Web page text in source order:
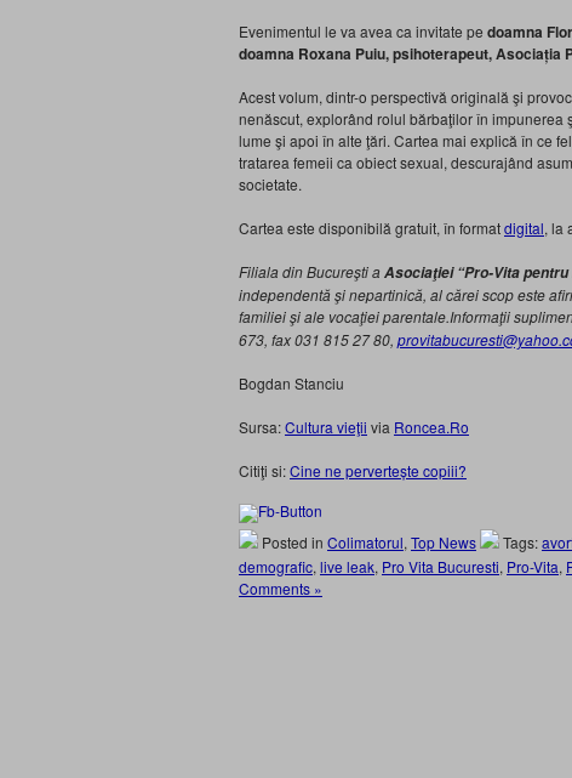
Evenimentul le va avea ca invitate pe doamna
doamna Roxana Puiu, psihoterapeut, Asociația
Acest volum, dintr-o perspectivă originală şi
nenăscut, explorând rolul bărbaţilor în
lume şi apoi în alte ţări. Cartea mai explică în ce
tratarea femeii ca obiect sexual, descurajând
societate.
Cartea este disponibilă gratuit, în formatdigital, la
Filiala din Bucureşti aAsociaţiei “Pro-Vita
independentă şi nepartinică, al cărei scop este
familiei şi ale vocaţiei parentale.Informaţii
673, fax 031 815 27 80,
Bogdan Stanciu
Sursa:Cultura vieţii via Roncea.Ro
Citiţi si:Cine ne pervertește copiii?
Posted in Colimatorul, Top News Tags:
demografic, live leak, Pro Vita Bucuresti, Pro-Vita,
Comments »